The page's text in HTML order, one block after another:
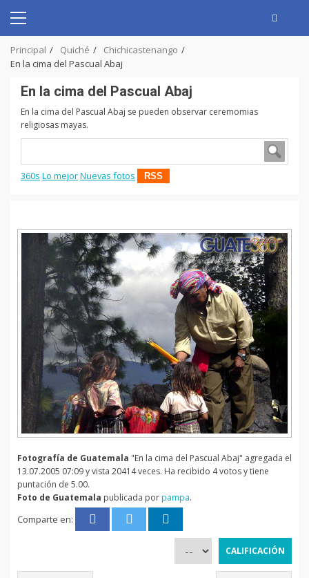
content
Primary
Principal Quiché
Chichicastenango
En la cima del Pascual Abaj
En la cima del Pascual Abaj
En la cima del Pascual Abaj se pueden observar ceremomias
religiosas mayas.
360s Lo mejorNuevas fotos RSS
Fotografía de Guatemala "En la cima del Pascual Abaj" agregada el
13.07.2005 07:09 y vista 20414 veces. Ha recibido 4 votos y tiene
puntación de 5.00.
Foto de Guatemala publicada porpampa.
Comparte en: